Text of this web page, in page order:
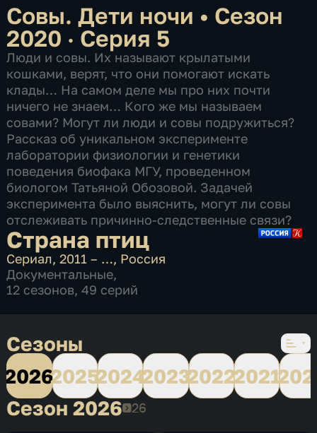
Совы. Дети ночи • Сезон
2020 · Серия 5
Люди и совы. Их называют крылатыми
кошками, верят, что они помогают искать
клады… На самом деле мы про них почти
ничего не знаем… Кого же мы называем
совами? Могут ли люди и совы подружиться?
Рассказ об уникальном эксперименте
лаборатории физиологии и генетики
поведения биофака МГУ, проведенном
биологом Татьяной Обозовой. Задачей
эксперимента было выяснить, могут ли совы
отслеживать причинно-следственные связи?
Страна птиц
Сериал,2011 – …, Россия
Документальные,
12 сезонов, 49 серий
Сезоны
202620252024202320222021
Сезон 2026Сезон 2026